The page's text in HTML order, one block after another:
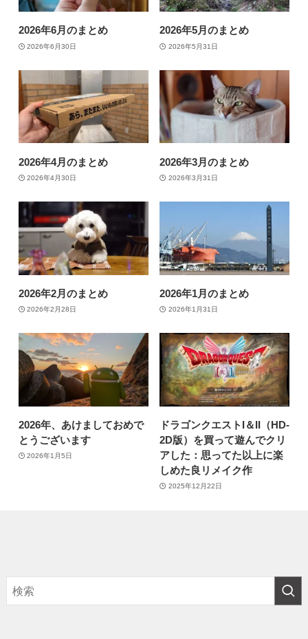
2026年6月のまとめ
2026年6月30日
2026年5月のまとめ
2026年5月31日
2026年4月のまとめ
2026年4月30日
2026年3月のまとめ
2026年3月31日
2026年2月のまとめ
2026年2月28日
2026年1月のまとめ
2026年1月31日
2026年、あけましておめで
とうございます
2026年1月5日
ドラゴンクエストI＆II（HD-
2D版）を買って遊んでクリ
アした：思ってた以上に楽
しめた良リメイク作
2025年12月22日